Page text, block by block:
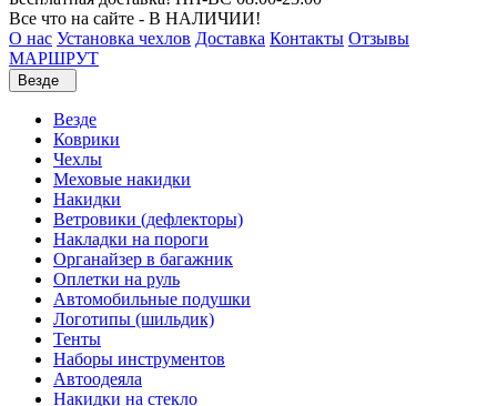
Все что на сайте - В НАЛИЧИИ!
О нас Установка чехлов Доставка Контакты Отзывы
МАРШРУТ
Везде
Везде
Коврики
Чехлы
Меховые накидки
Накидки
Ветровики (дефлекторы)
Накладки на пороги
Органайзер в багажник
Оплетки на руль
Автомобильные подушки
Логотипы (шильдик)
Тенты
Наборы инструментов
Автоодеяла
Накидки на стекло